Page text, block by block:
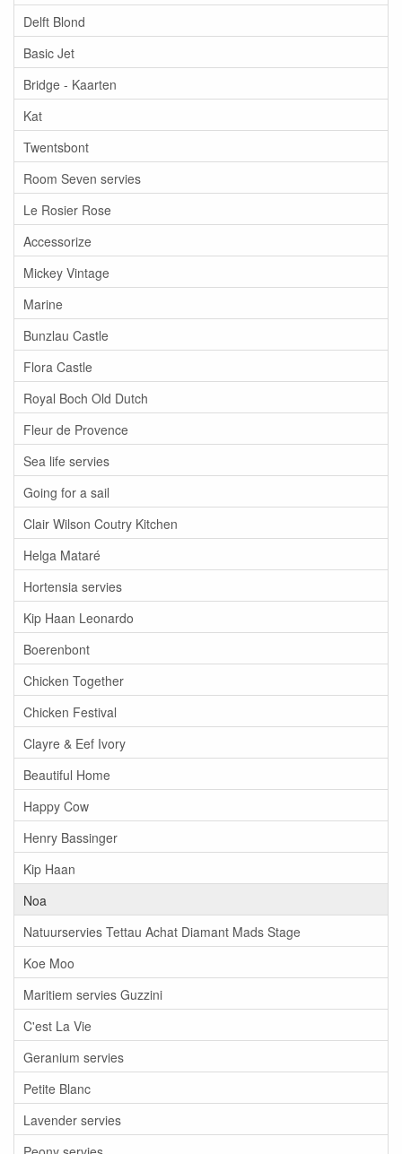
Delft Blond
Basic Jet
Bridge - Kaarten
Kat
Twentsbont
Room Seven servies
Le Rosier Rose
Accessorize
Mickey Vintage
Marine
Bunzlau Castle
Flora Castle
Royal Boch Old Dutch
Fleur de Provence
Sea life servies
Going for a sail
Clair Wilson Coutry Kitchen
Helga Mataré
Hortensia servies
Kip Haan Leonardo
Boerenbont
Chicken Together
Chicken Festival
Clayre & Eef Ivory
Beautiful Home
Happy Cow
Henry Bassinger
Kip Haan
Noa
Natuurservies Tettau Achat Diamant Mads Stage
Koe Moo
Maritiem servies Guzzini
C'est La Vie
Geranium servies
Petite Blanc
Lavender servies